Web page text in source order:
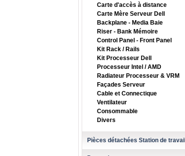
Carte d'accès à distance
Carte Mère Serveur Dell
Backplane - Media Baie
Riser - Bank Mémoire
Control Panel - Front Panel
Kit Rack / Rails
Kit Processeur Dell
Processeur Intel / AMD
Radiateur Processeur & VRM
Façades Serveur
Cable et Connectique
Ventilateur
Consommable
Divers
Pièces détachées Station de travail